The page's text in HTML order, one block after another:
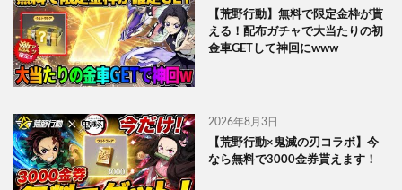
【荒野行動】無料で限定金枠が貰
える！配布ガチャで大当たりの初
金車GETして神回にwww
2026年8月3日
【荒野行動×鬼滅の刃コラボ】今
なら無料で3000金券貰えます！